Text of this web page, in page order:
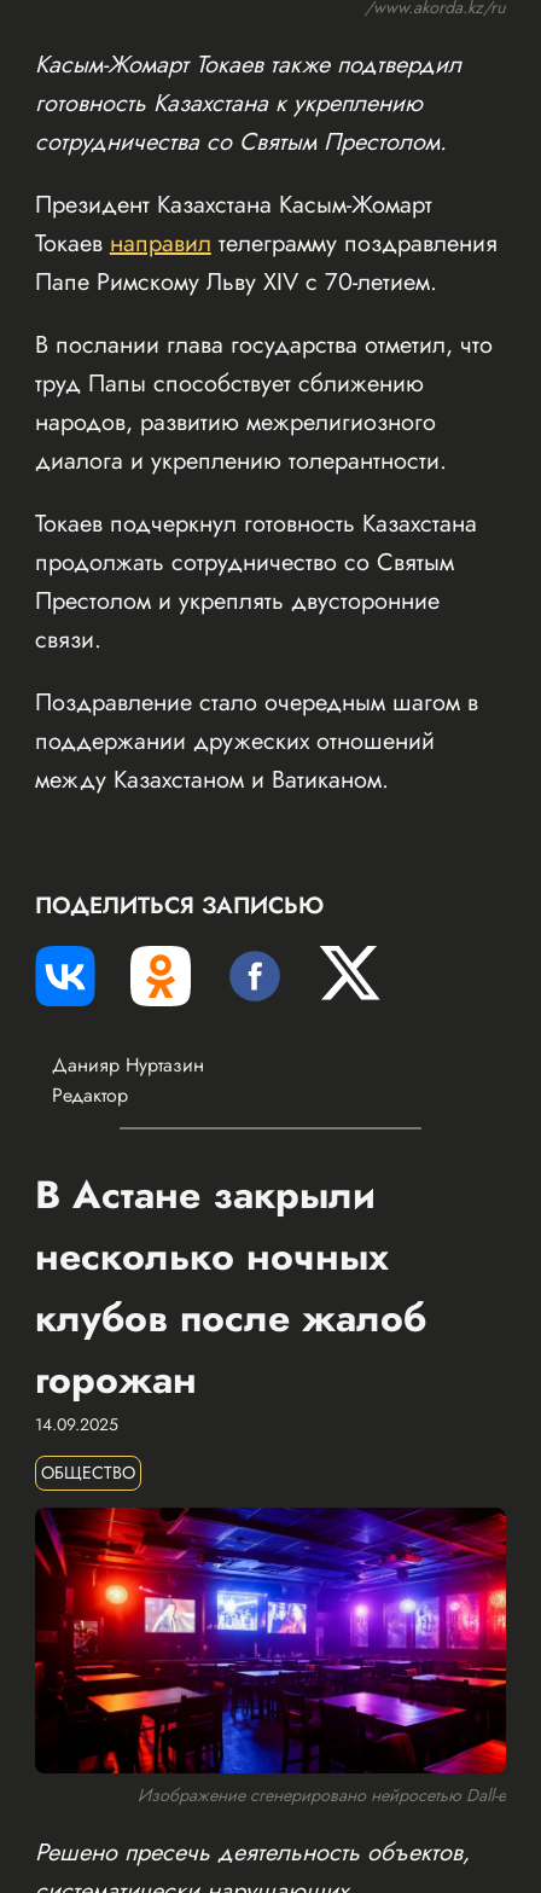
/www.akorda.kz/ru
Касым-Жомарт Токаев также подтвердил
готовность Казахстана к укреплению
сотрудничества со Святым Престолом.
Президент Казахстана Касым-Жомарт
Токаевнаправилтелеграмму поздравления
Папе Римскому Льву XIV с 70-летием.
В послании глава государства отметил, что
труд Папы способствует сближению
народов, развитию межрелигиозного
диалога и укреплению толерантности.
Токаев подчеркнул готовность Казахстана
продолжать сотрудничество со Святым
Престолом и укреплять двусторонние
связи.
Поздравление стало очередным шагом в
поддержании дружеских отношений
между Казахстаном и Ватиканом.
ПОДЕЛИТЬСЯ ЗАПИСЬЮ
Данияр Нуртазин
Редактор
В Астане закрыли
несколько ночных
клубов после жалоб
горожан
14.09.2025
ОБЩЕСТВО
Изображение сгенерировано нейросетью Dall-e
Решено пресечь деятельность объектов,